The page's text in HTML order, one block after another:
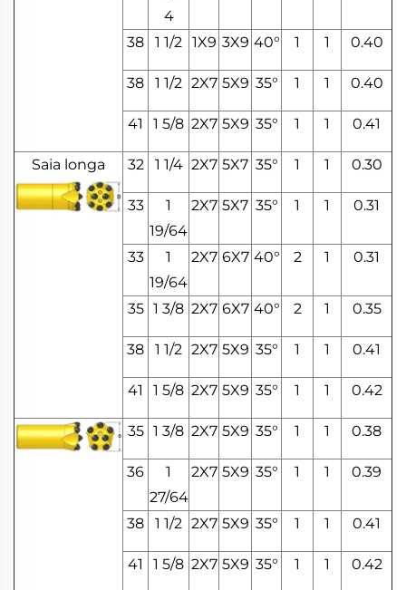
4
38 1 1/2 1X9 3X9 40° 1 1 0.40
38 1 1/2 2X7 5X9 35° 1 1 0.40
41 1 5/8 2X7 5X9 35° 1 1 0.41
Saia longa 32 1 1/4 2X7 5X7 35° 1 1 0.30
33
1
19/64
2X7 5X7 35° 1 1 0.31
33
1
19/64
2X7 6X7 40° 2 1 0.31
35 1 3/8 2X7 6X7 40° 2 1 0.35
38 1 1/2 2X7 5X9 35° 1 1 0.41
41 1 5/8 2X7 5X9 35° 1 1 0.42
35 1 3/8 2X7 5X9 35° 1 1 0.38
36
1
27/64
2X7 5X9 35° 1 1 0.39
38 1 1/2 2X7 5X9 35° 1 1 0.41
41 1 5/8 2X7 5X9 35° 1 1 0.42